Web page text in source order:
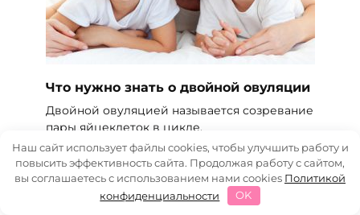
Что нужно знать о двойной овуляции
Двойной овуляцией называется созревание
пары яйцеклеток в цикле.
4.4к.
Наш сайт использует файлы cookies, чтобы улучшить работу и
повысить эффективность сайта. Продолжая работу с сайтом,
вы соглашаетесь с использованием нами cookies Политикой
конфиденциальности
OK